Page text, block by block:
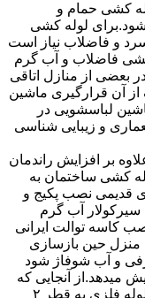
کشی حمام و
لوله کشی
و فاضلاب نیاز است
کشی فاضلاب و آب گرم
بعضی از منازل اتاقی
آن قرارگیری ماشین
لباسشویی در
و زیبایی شناسی
بر افزایش راندمان
کشی ساختمان به
قدیمی نصب پکیج و
آب گرم
کاسه توالت ایرانی
منزل حین بازسازی
و آب شوفاژ شود
میدهد.از آنجایی که
برای لوله کشی داخلی ساختمان معمولاً از لوله فلزی به قطر ۲